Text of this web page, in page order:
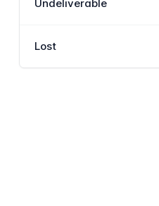
Undeliverable
Lost